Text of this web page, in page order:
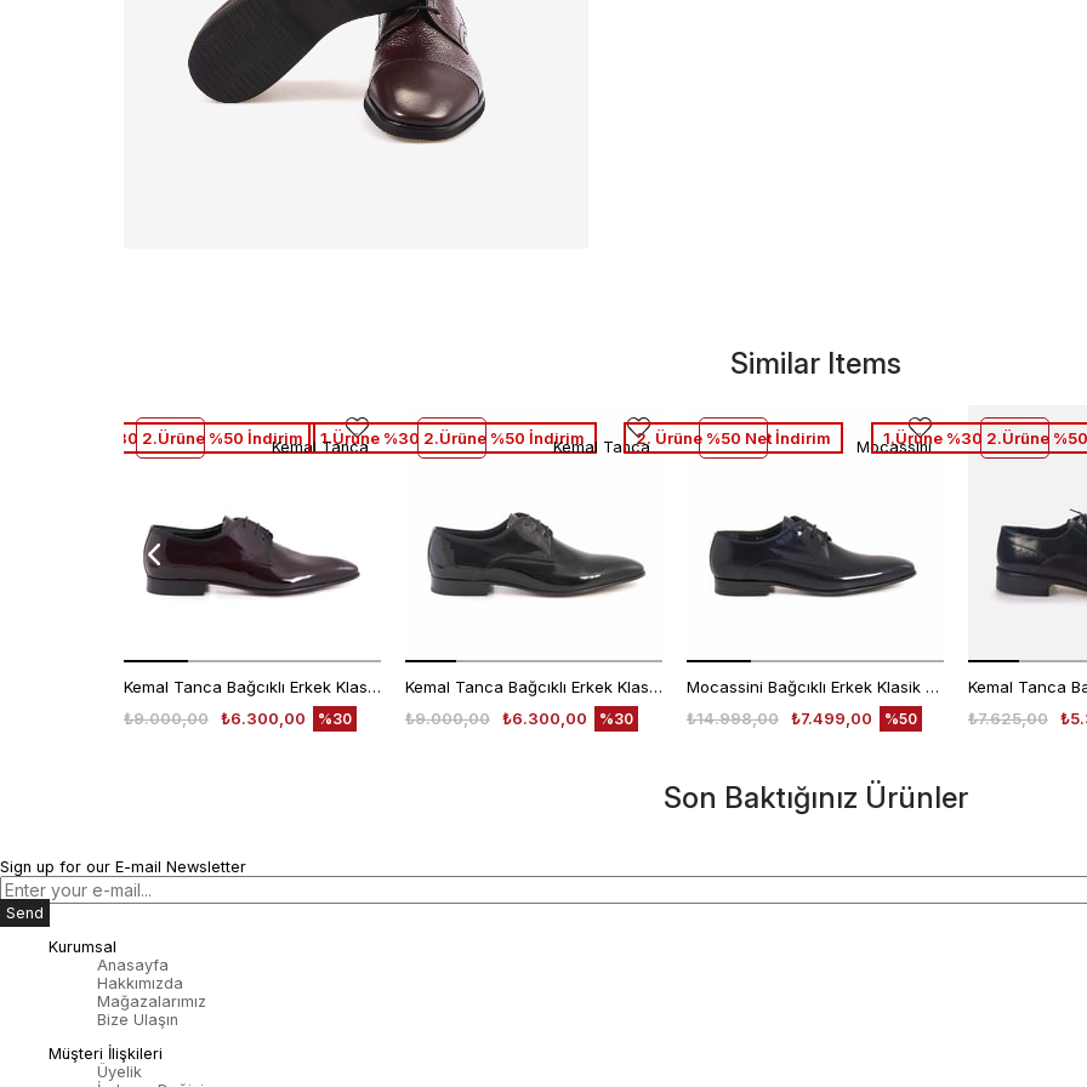
Similar Items
Kemal Tanca Bağcıklı Erkek Klasik Ayakkabı 700
₺6.300,00
₺9.000,00 %30
1.Ürüne %30 2.Ürüne %50 İndirimKemal Tanca
Kemal Tanca Bağcıklı Erkek Klasik Ayakkabı 700
₺6.300,00
₺9.000,00 %30
1.Ürüne %30 2.Ürüne %50 İndirimKemal Tanca
Mocassini Bağcıklı Erkek Klasik Ayakkabı 4625
₺7.499,00
₺14.998,00 %50
2. Ürüne %50 Net İndirim Mocassini
₺7.625,00
1.Ürüne %30 2.Ürüne
Son Baktığınız Ürünler
Sign up for our E-mail Newsletter
Send
Kurumsal
Anasayfa
Hakkımızda
Mağazalarımız
Bize Ulaşın
Müşteri İlişkileri
Üyelik